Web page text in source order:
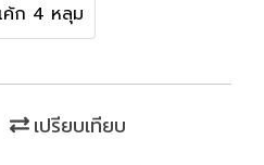
ค้ก 4 หลุม
เปรียบเทียบ